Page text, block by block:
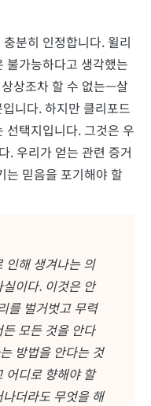
분히 인정합니다. 윌리
불가능하다고 생각했는
상조차 할 수 없는—살
니다. 하지만 클리포드
선택지입니다. 그것은 우
우리가 얻는 관련 증거
는 믿음을 포기해야 할
인해 생겨나는 의
이다. 이것은 안
를 벌거벗고 무력
모든 것을 안다
방법을 안다는 것
어디로 향해야 할
더라도 무엇을 해